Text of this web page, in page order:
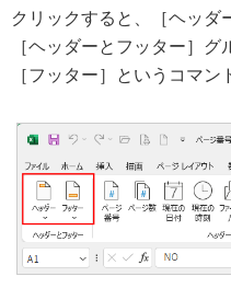
クリックすると、［ヘッダ
［ヘッダーとフッター］
［フッター］というコマン